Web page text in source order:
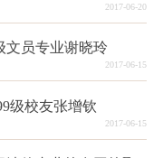
2017-06-20
员专业谢晓玲
2017-06-15
级校友张增钦
2017-06-15